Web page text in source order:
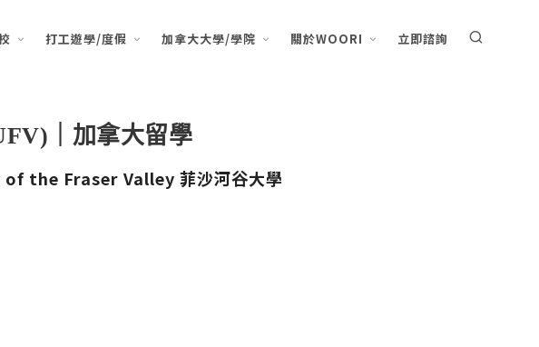
打工遊學/度假 加拿大大學/學院 關於WOORI 立即諮詢
｜加拿大留學
the Fraser Valley 菲沙河⾕⼤學